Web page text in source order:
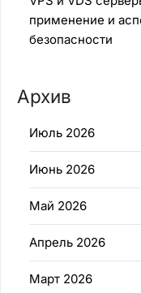
применение и
безопасности
Архив
Июль 2026
Июнь 2026
Май 2026
Апрель 2026
Март 2026